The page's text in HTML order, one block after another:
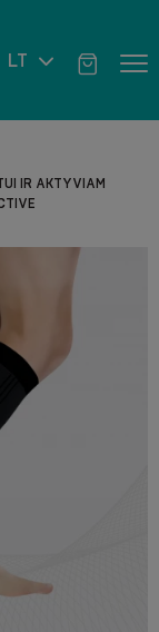
LT
IR AKTYVIAM